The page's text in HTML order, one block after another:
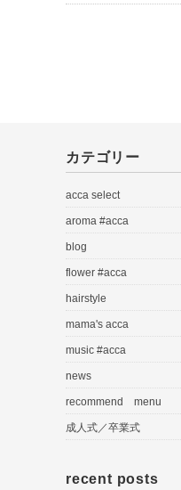
カテゴリー
acca select
aroma #acca
blog
flower #acca
hairstyle
mama's acca
music #acca
news
recommend menu
成人式／卒業式
recent posts